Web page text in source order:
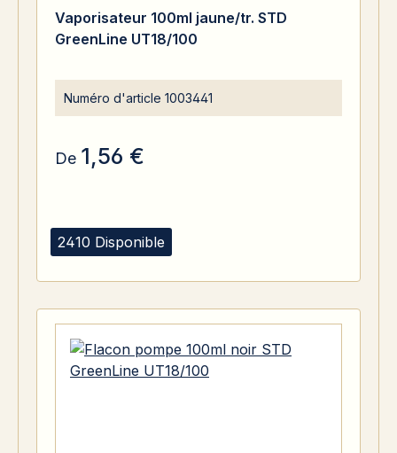
2410 Disponible
Vaporisateur 100ml jaune/tr. STD
GreenLine UT18/100
Numéro d'article 1003441
De 1,56 €